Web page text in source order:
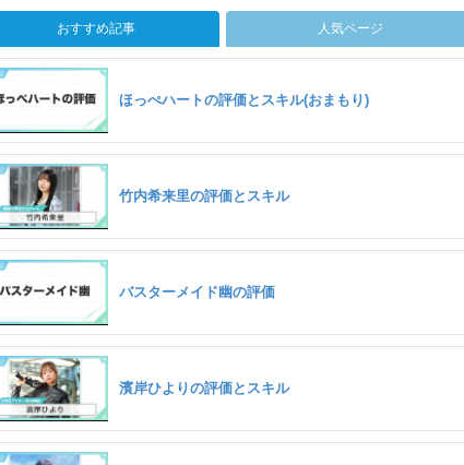
おすすめ記事 人気ページ
ほっぺハートの評価とスキル(おまもり)
竹内希来里の評価とスキル
バスターメイド幽の評価
濱岸ひよりの評価とスキル